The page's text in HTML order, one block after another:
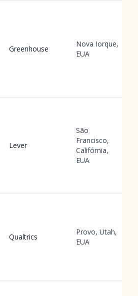
Greenhouse
Nova Iorque,
EUA
Lever
São
Francisco,
Califórnia,
EUA
Qualtrics
Provo, Utah,
EUA